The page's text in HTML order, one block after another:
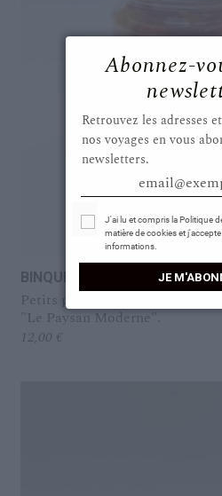
BINQUINHOS EN PICKLES
Petits piments doux en pickles
"Le Paysan Moderne".
12,00 €
Abonnez-
Retrouvez les adresses
nos voyages en vous
newsletters.
J'ai lu et compris la Politique
matière de cookies et
informations.
email@exemple.fr
JE